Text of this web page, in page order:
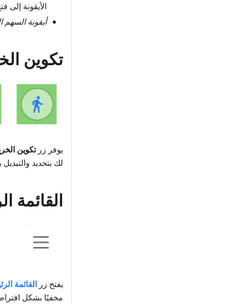
الأيقونة إلى
أيقونة السهم
تكوين
يوفر زرتكوين
لك بتحديد
القائمة
يفتح زر القائمة
مخفيًا بشكل